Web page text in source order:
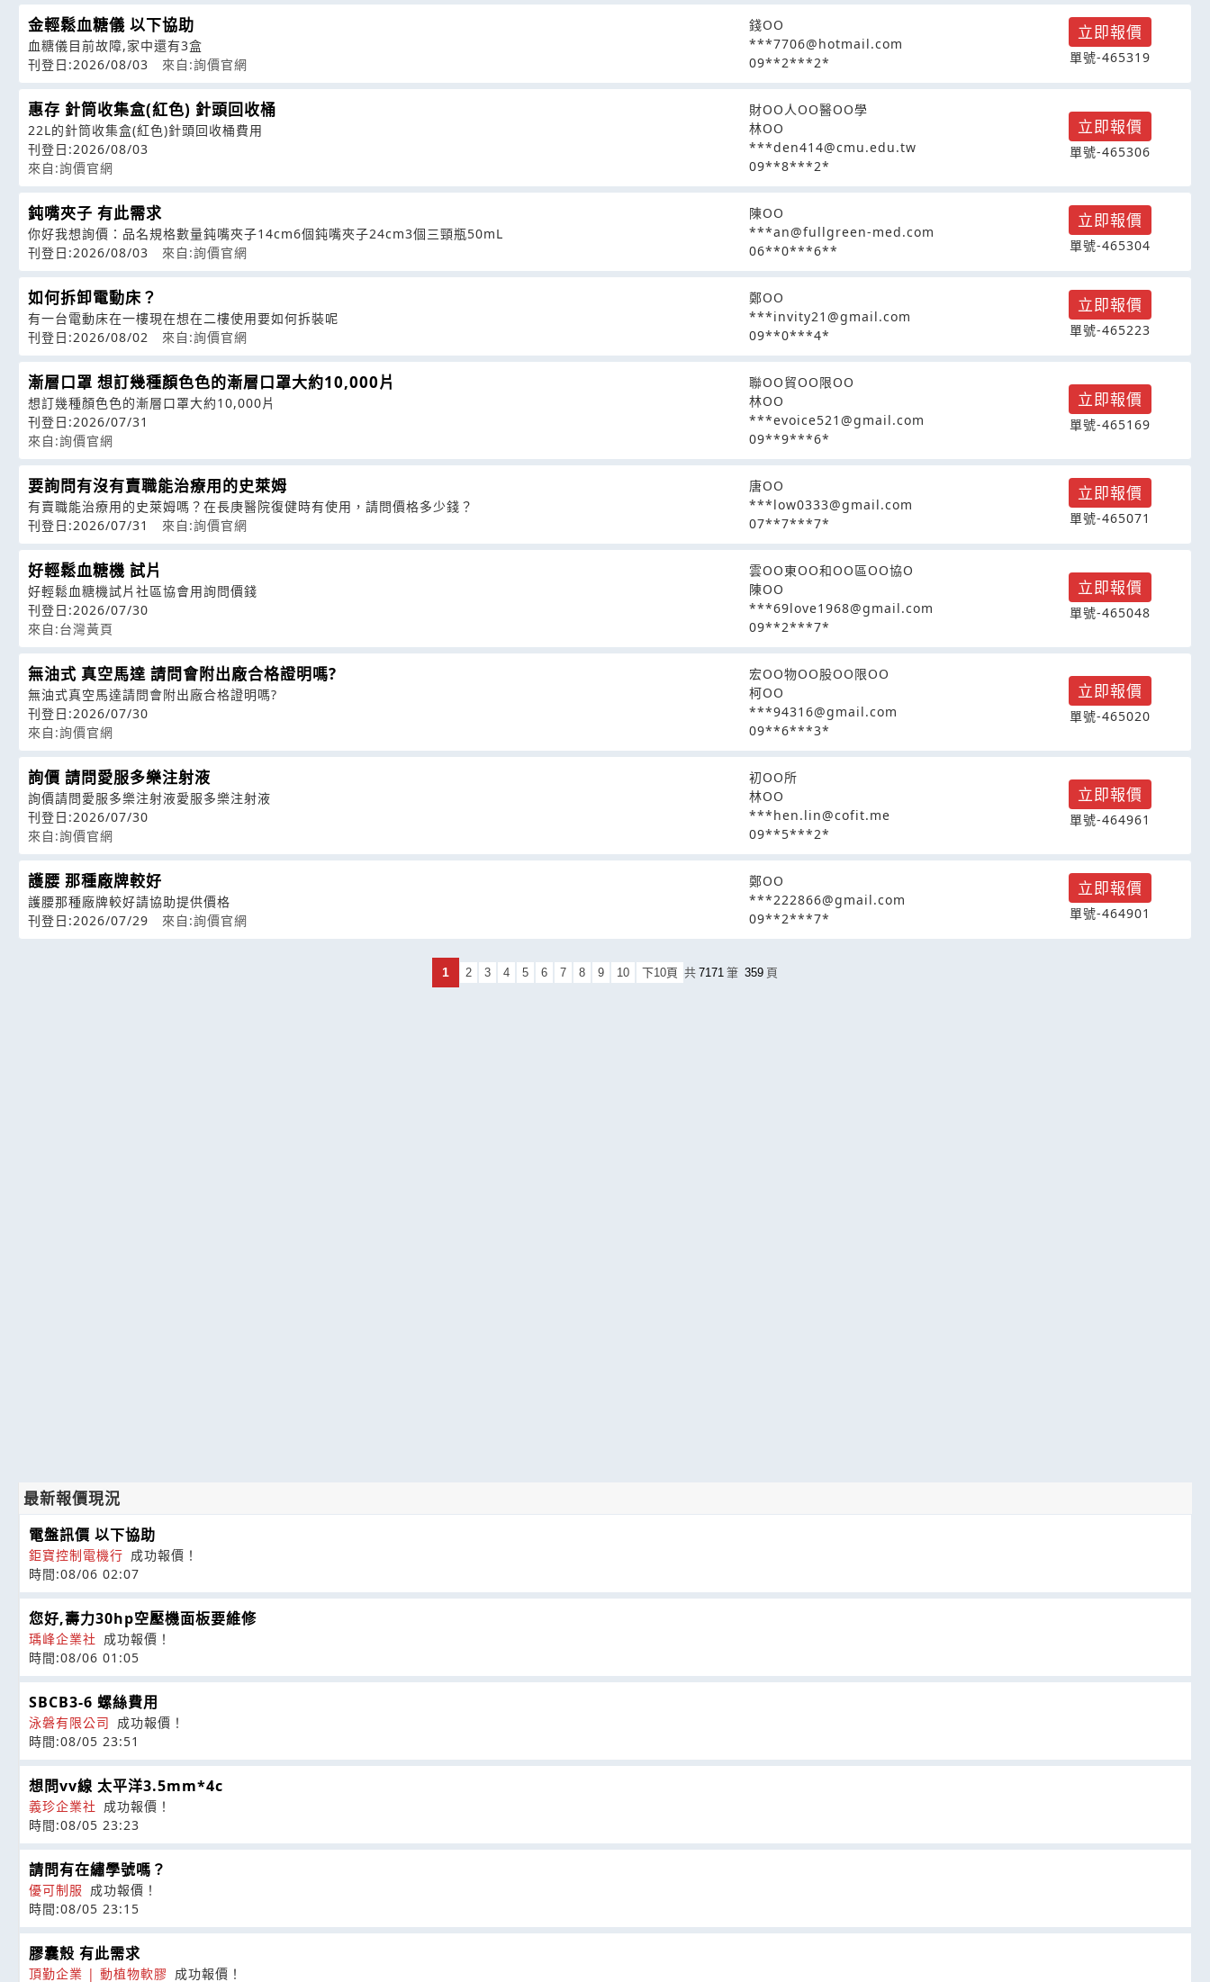
金輕鬆血糖儀 以下協助
血糖儀目前故障,家中還有3盒
刊登日:2026/08/03
來自:詢價官網
錢OO
***7706@hotmail.com
09**2***2*
立即報價
單號-465319
惠存 針筒收集盒(紅色) 針頭回收桶
22L的針筒收集盒(紅色)針頭回收桶費用
刊登日:2026/08/03
來自:詢價官網
財OO人OO醫OO學
林OO
***den414@cmu.edu.tw
09**8***2*
立即報價
單號-465306
鈍嘴夾子 有此需求
你好我想詢價：品名規格數量鈍嘴夾子14cm6個鈍嘴夾子24cm3個三頸瓶50mL
刊登日:2026/08/03
來自:詢價官網
陳OO
***an@fullgreen-med.com
06**0***6**
立即報價
單號-465304
如何拆卸電動床？
有一台電動床在一樓現在想在二樓使用要如何拆裝呢
刊登日:2026/08/02
來自:詢價官網
鄭OO
***invity21@gmail.com
09**0***4*
立即報價
單號-465223
漸層口罩 想訂幾種顏色色的漸層口罩大約10,000片
想訂幾種顏色色的漸層口罩大約10,000片
刊登日:2026/07/31
來自:詢價官網
聯OO貿OO限OO
林OO
***evoice521@gmail.com
09**9***6*
立即報價
單號-465169
要詢問有沒有賣職能治療用的史萊姆
有賣職能治療用的史萊姆嗎？在長庚醫院復健時有使用，請問價格多少錢？
刊登日:2026/07/31
來自:詢價官網
唐OO
***low0333@gmail.com
07**7***7*
立即報價
單號-465071
好輕鬆血糖機 試片
好輕鬆血糖機試片社區協會用詢問價錢
刊登日:2026/07/30
來自:台灣黃頁
雲OO東OO和OO區OO協O
陳OO
***69love1968@gmail.com
09**2***7*
立即報價
單號-465048
無油式 真空馬達 請問會附出廠合格證明嗎?
無油式真空馬達請問會附出廠合格證明嗎?
刊登日:2026/07/30
來自:詢價官網
宏OO物OO股OO限OO
柯OO
***94316@gmail.com
09**6***3*
立即報價
單號-465020
詢價 請問愛服多樂注射液
詢價請問愛服多樂注射液愛服多樂注射液
刊登日:2026/07/30
來自:詢價官網
初OO所
林OO
***hen.lin@cofit.me
09**5***2*
立即報價
單號-464961
護腰 那種廠牌較好
護腰那種廠牌較好請協助提供價格
刊登日:2026/07/29
來自:詢價官網
鄭OO
***222866@gmail.com
09**2***7*
立即報價
單號-464901
1 2 3 4 5 6 7 8 9 10 下10頁 共 7171 筆 359 頁
最新報價現況
電盤訊價 以下協助
鉅寶控制電機行 成功報價！
時間:08/06 02:07
您好,壽力30hp空壓機面板要維修
瑀峰企業社 成功報價！
時間:08/06 01:05
SBCB3-6 螺絲費用
泳磐有限公司 成功報價！
時間:08/05 23:51
想問vv線 太平洋3.5mm*4c
義珍企業社 成功報價！
時間:08/05 23:23
請問有在繡學號嗎？
優可制服 成功報價！
時間:08/05 23:15
膠囊殼 有此需求
頂勤企業 | 動植物軟膠 成功報價！